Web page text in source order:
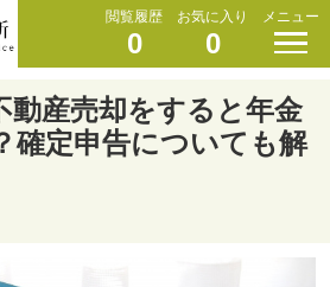
閲覧履歴
0
お気に入り
0
メニュー
動産売却をすると年金
確定申告についても解